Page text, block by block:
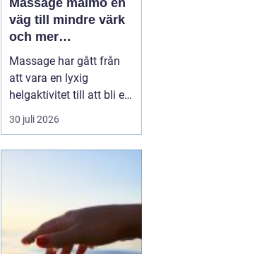
Massage malmö en
väg till mindre värk
och mer
vardagsenergi
Massage har gått från
att vara en lyxig
helgaktivitet till att bli en
naturlig del av många
människors vardag. Fler
som Malmö, där tempot
är högt och många
kombinerar sti...
30 juli 2026